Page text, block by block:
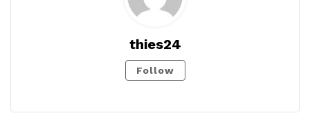
thies24
Follow